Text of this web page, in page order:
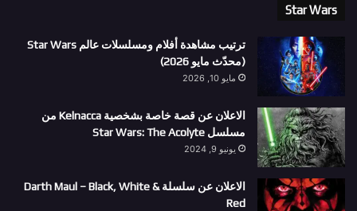
Star Wars
ترتيب مشاهدة أفلام ومسلسلات عالم Star Wars
(محدّث مايو 2026)
مايو 10, 2026
الاعلان عن قصة خاصة بشخصية Kelnacca من
مسلسل Star Wars: The Acolyte
يونيو 9, 2024
الاعلان عن سلسلة Darth Maul – Black, White &
Red